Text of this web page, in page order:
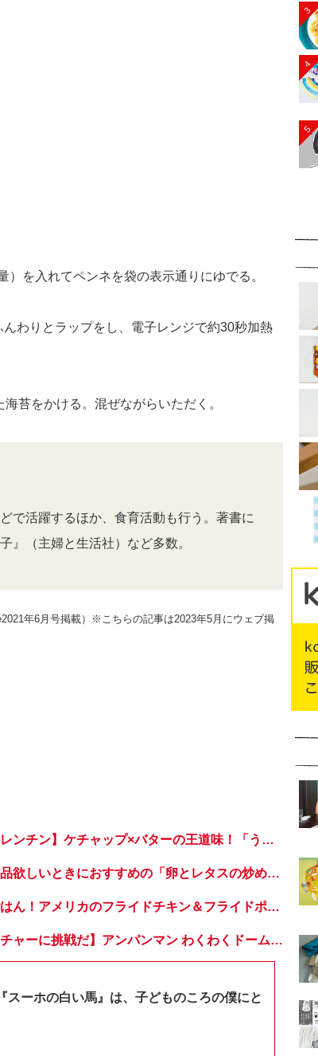
を入れてペンネを袋の表示通りにゆでる。
わりとラップをし、電子レンジで約30秒加熱
苔をかける。混ぜながらいただく。
で活躍するほか、食育活動も行う。著書に
』（主婦と生活社）など多数。
年6月号掲載）※こちらの記事は2023年5月にウェブ掲
【具材と調味料をのせてレンチン】ケチャップ×バターの王道味！「うどんナポリタン」のできあがり♪
【簡単！時短！】あと一品欲しいときにおすすめの「卵とレタスの炒めもの」のレシピ
子どもが喜ぶ世界の晩ごはん！アメリカのフライドチキン＆フライドポテト
【おうちでドームキャッチャーに挑戦だ】アンパンマン わくわくドームキャッチャー
スーホの白い馬』は、子どものころの僕にと
3
4
5